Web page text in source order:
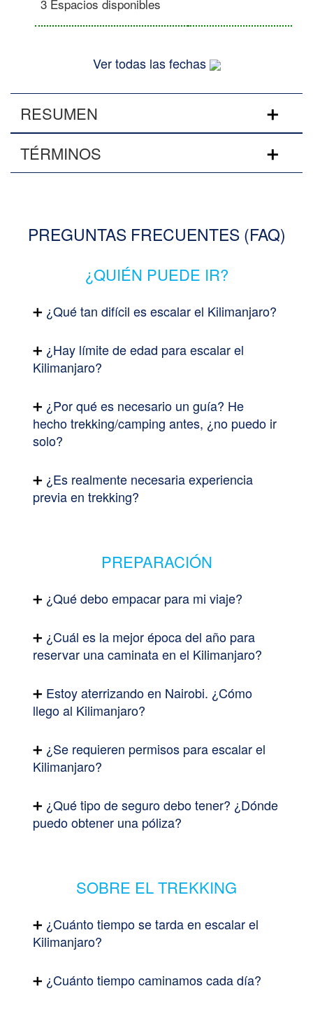
3 Espacios disponibles
Ver todas las fechas
RESUMEN
TÉRMINOS
PREGUNTAS FRECUENTES (FAQ)
¿QUIÉN PUEDE IR?
¿Qué tan difícil es escalar el Kilimanjaro?
¿Hay límite de edad para escalar el
Kilimanjaro?
¿Por qué es necesario un guía? He
hecho trekking/camping antes, ¿no puedo ir
solo?
¿Es realmente necesaria experiencia
previa en trekking?
PREPARACIÓN
¿Qué debo empacar para mi viaje?
¿Cuál es la mejor época del año para
reservar una caminata en el Kilimanjaro?
Estoy aterrizando en Nairobi. ¿Cómo
llego al Kilimanjaro?
¿Se requieren permisos para escalar el
Kilimanjaro?
¿Qué tipo de seguro debo tener? ¿Dónde
puedo obtener una póliza?
SOBRE EL TREKKING
¿Cuánto tiempo se tarda en escalar el
Kilimanjaro?
¿Cuánto tiempo caminamos cada día?